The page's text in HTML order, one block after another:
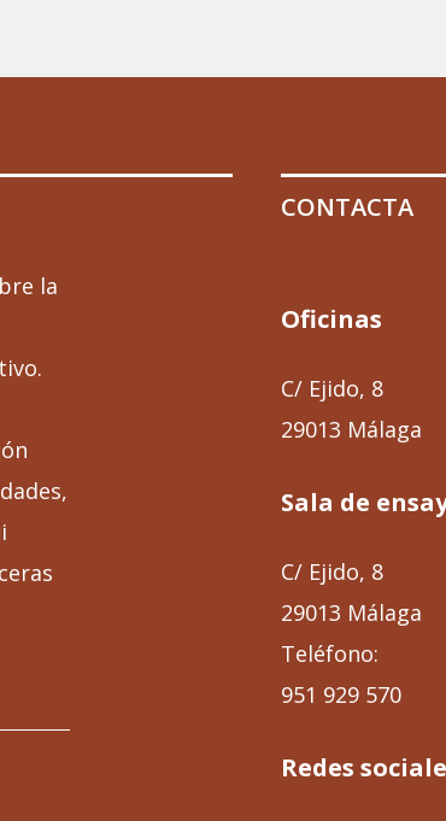
la
CONTACTA
Oficinas
C/ Ejido, 8
29013 Málaga
Sala de
C/ Ejido, 8
29013 Málaga
Teléfono:
951 929 570
Redes